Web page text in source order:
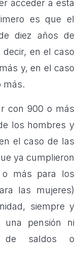
acceder a esta
es que el
diez años de
en el caso
y, en el caso
más.
con 900 o más
los hombres y
el caso de las
ya cumplieron
más para los
las mujeres)
siempre y
una pensión ni
de saldos o